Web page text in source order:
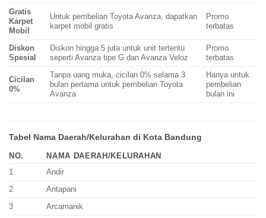
Gratis
Karpet
Mobil
Untuk pembelian Toyota Avanza, dapatkan
karpet mobil gratis
Promo
terbatas
Diskon
Spesial
Diskon hingga 5 juta untuk unit tertentu
seperti Avanza tipe G dan Avanza Veloz
Promo
terbatas
Cicilan
0%
Tanpa uang muka, cicilan 0% selama 3
bulan pertama untuk pembelian Toyota
Avanza
Hanya untuk
pembelian
bulan ini
Tabel Nama Daerah/Kelurahan di Kota Bandung
NO.
NAMA DAERAH/KELURAHAN
1
Andir
2
Antapani
3
Arcamanik